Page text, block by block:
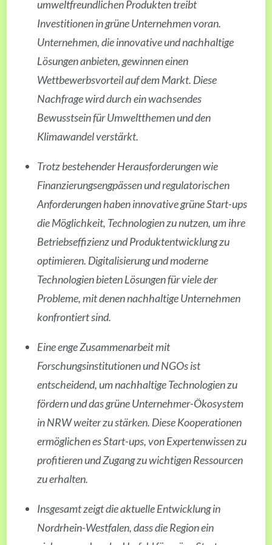
umweltfreundlichen Produkten treibt
Investitionen in grüne Unternehmen voran.
Unternehmen, die innovative und nachhaltige
Lösungen anbieten, gewinnen einen
Wettbewerbsvorteil auf dem Markt. Diese
Nachfrage wird durch ein wachsendes
Bewusstsein für Umweltthemen und den
Klimawandel verstärkt.
Trotz bestehender Herausforderungen wie
Finanzierungsengpässen und regulatorischen
Anforderungen haben innovative grüne Start-ups
die Möglichkeit, Technologien zu nutzen, um ihre
Betriebseffizienz und Produktentwicklung zu
optimieren. Digitalisierung und moderne
Technologien bieten Lösungen für viele der
Probleme, mit denen nachhaltige Unternehmen
konfrontiert sind.
Eine enge Zusammenarbeit mit
Forschungsinstitutionen und NGOs ist
entscheidend, um nachhaltige Technologien zu
fördern und das grüne Unternehmer-Ökosystem
in NRW weiter zu stärken. Diese Kooperationen
ermöglichen es Start-ups, von Expertenwissen zu
profitieren und Zugang zu wichtigen Ressourcen
zu erhalten.
Insgesamt zeigt die aktuelle Entwicklung in
Nordrhein-Westfalen, dass die Region ein